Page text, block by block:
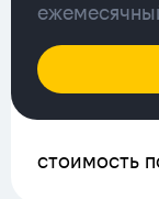
стоимость